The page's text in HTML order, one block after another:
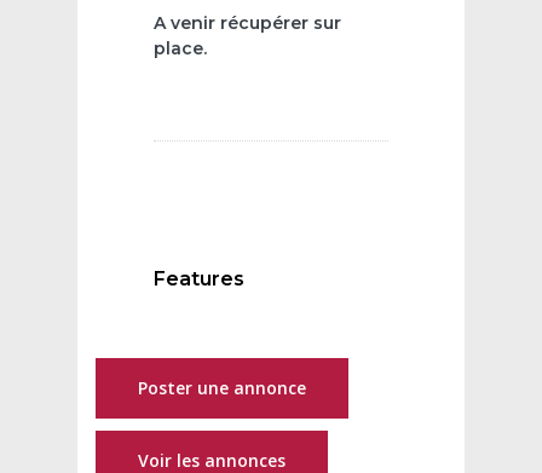
A venir récupérer sur
place.
Features
Poster une annonce
Voir les annonces